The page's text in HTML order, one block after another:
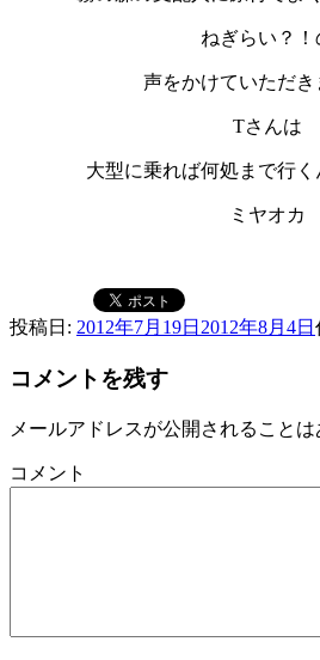
ねぎらい？！
声をかけていただき
Tさんは
大型に乗れば何処まで行く
ミヤオカ
投稿日: 2012年7月19日 2012年8月4日
コメントを残す
メールアドレスが公開されることは
コメント